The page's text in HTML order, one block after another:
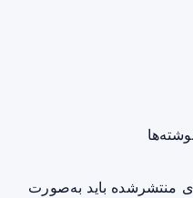
منتشرشده باید به‌صورت